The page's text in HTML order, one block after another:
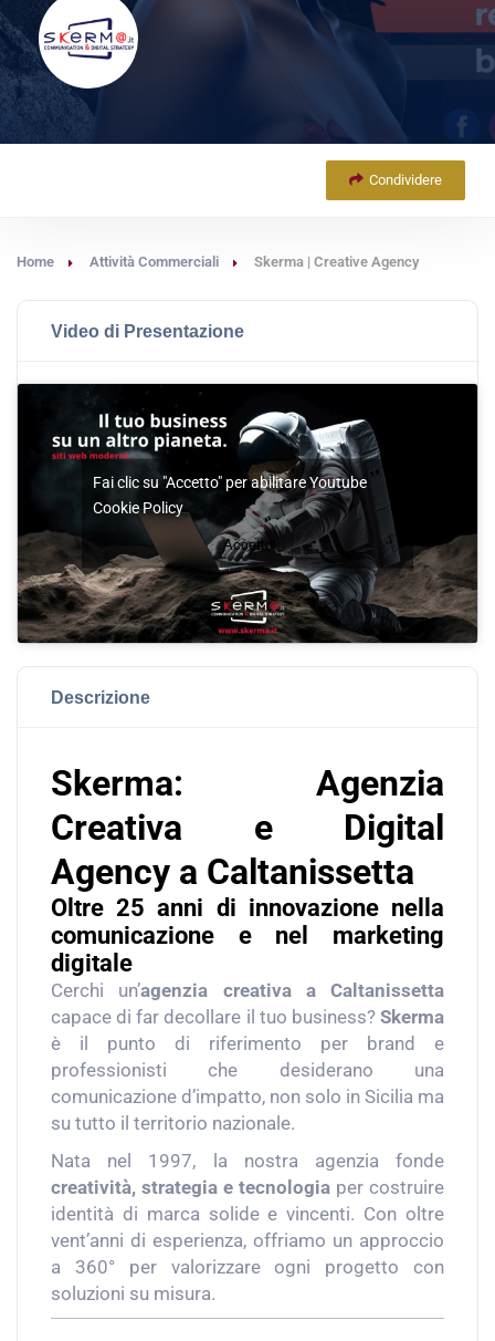
Condividere
Home Attività Commerciali Skerma | Creative Agency
Video di Presentazione
Fai clic su "Accetto" per abilitare Youtube
Cookie Policy
Accetto
Descrizione
Skerma: Agenzia
Creativa e Digital
Agency a Caltanissetta
Oltre 25 anni di innovazione nella
comunicazione e nel marketing
digitale
Cerchi un’agenzia creativa a Caltanissetta
capace di far decollare il tuo business? Skerma
è il punto di riferimento per brand e
professionisti che desiderano una
comunicazione d’impatto, non solo in Sicilia ma
su tutto il territorio nazionale.
Nata nel 1997, la nostra agenzia fonde
creatività, strategia e tecnologia per costruire
identità di marca solide e vincenti. Con oltre
vent’anni di esperienza, offriamo un approccio
a 360° per valorizzare ogni progetto con
soluzioni su misura.